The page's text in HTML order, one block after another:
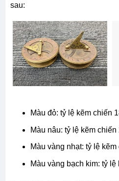
sau:
Màu đỏ: tỷ lệ kẽm chiến
Màu nâu: tỷ lệ kẽm chiến
Màu vàng nhạt: tỷ lệ
Màu vàng bạch kim: tỷ